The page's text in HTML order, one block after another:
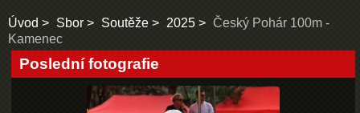
Úvod Sbor Soutěže 2025
Český Pohár 100m -
Kamenec
Poslední fotografie